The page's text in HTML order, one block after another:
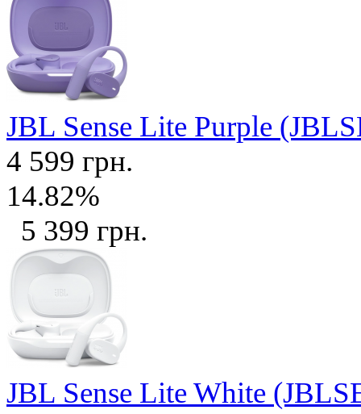
JBL Sense Lite Purple
4 599 грн.
14.82%
5 399 грн.
JBL Sense Lite White